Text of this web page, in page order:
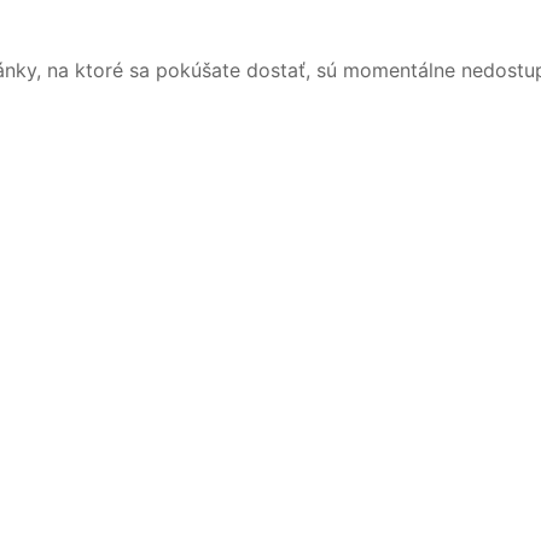
na ktoré sa pokúšate dostať, sú momentálne